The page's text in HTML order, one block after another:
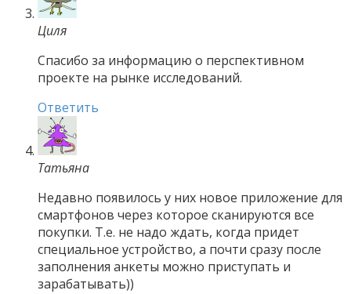
Циля
Спасибо за информацию о перспективном
проекте на рынке исследований.
Ответить
Татьяна
Недавно появилось у них новое приложение для
смартфонов через которое сканируются все
покупки. Т.е. не надо ждать, когда придет
специальное устройство, а почти сразу после
заполнения анкеты можно приступать и
зарабатывать))